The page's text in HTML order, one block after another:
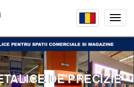
menu
DE PRECIZIE